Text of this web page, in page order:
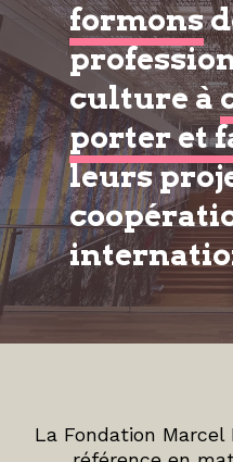
formons
culture à
porter et
leurs
La Fondation